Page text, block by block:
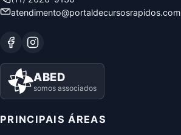
ABED
somos associados
PRINCIPAIS ÁREAS